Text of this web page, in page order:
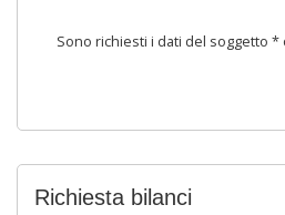
Sono richiesti i dati del soggetto *
Richiesta bilanci